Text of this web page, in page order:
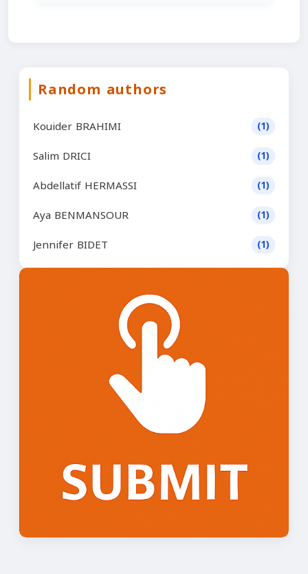
Random authors
Kouider BRAHIMI (1)
Salim DRICI (1)
Abdellatif HERMASSI (1)
Aya BENMANSOUR (1)
Jennifer BIDET (1)